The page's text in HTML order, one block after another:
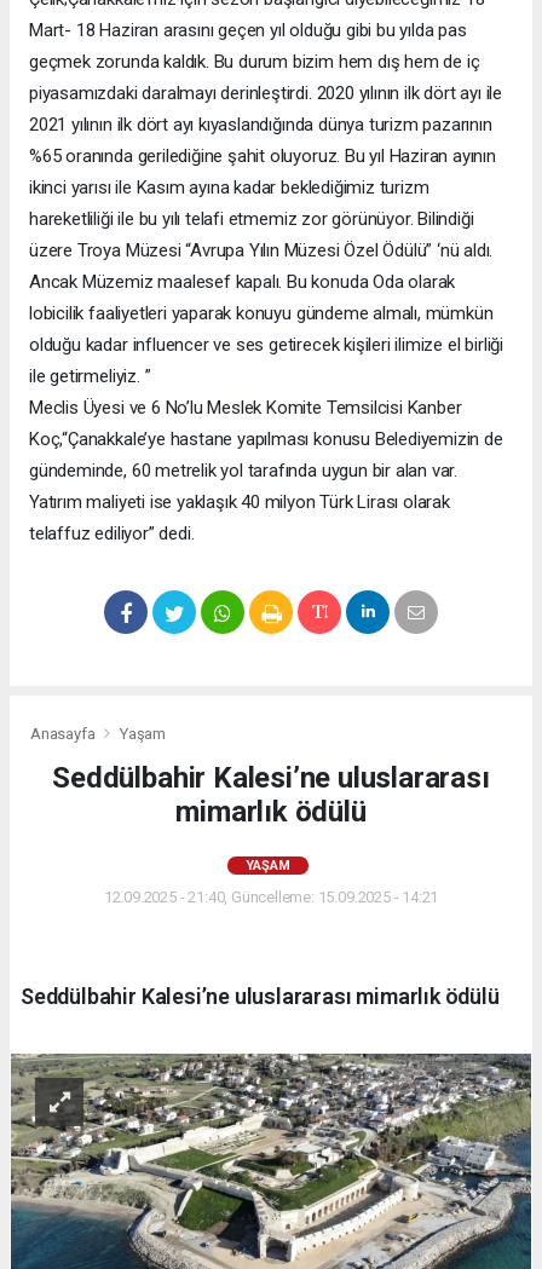
Mart- 18 Haziran arasını geçen yıl olduğu gibi bu yılda pas
geçmek zorunda kaldık. Bu durum bizim hem dış hem de iç
piyasamızdaki daralmayı derinleştirdi. 2020 yılının ilk dört ayı ile
2021 yılının ilk dört ayı kıyaslandığında dünya turizm pazarının
%65 oranında gerilediğine şahit oluyoruz. Bu yıl Haziran ayının
ikinci yarısı ile Kasım ayına kadar beklediğimiz turizm
hareketliliği ile bu yılı telafi etmemiz zor görünüyor. Bilindiği
üzere Troya Müzesi “Avrupa Yılın Müzesi Özel Ödülü” ‘nü aldı.
Ancak Müzemiz maalesef kapalı. Bu konuda Oda olarak
lobicilik faaliyetleri yaparak konuyu gündeme almalı, mümkün
olduğu kadar influencer ve ses getirecek kişileri ilimize el birliği
ile getirmeliyiz. ”
Meclis Üyesi ve 6 No’lu Meslek Komite Temsilcisi Kanber
Koç,“Çanakkale’ye hastane yapılması konusu Belediyemizin de
gündeminde, 60 metrelik yol tarafında uygun bir alan var.
Yatırım maliyeti ise yaklaşık 40 milyon Türk Lirası olarak
telaffuz ediliyor” dedi.
Anasayfa Yaşam
Seddülbahir Kalesi’ne uluslararası
mimarlık ödülü
YAŞAM
12.09.2025 - 21:40, Güncelleme: 15.09.2025 - 14:21
Seddülbahir Kalesi’ne uluslararası mimarlık ödülü